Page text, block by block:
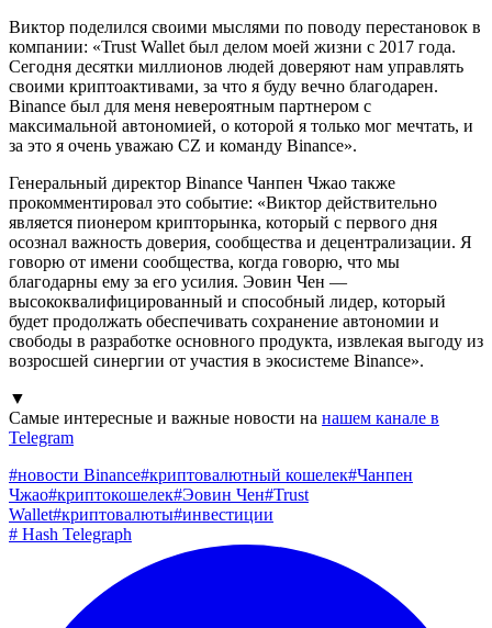
Виктор поделился своими мыслями по поводу перестановок в
компании: «Trust Wallet был делом моей жизни с 2017 года.
Сегодня десятки миллионов людей доверяют нам управлять
своими криптоактивами, за что я буду вечно благодарен.
Binance был для меня невероятным партнером с
максимальной автономией, о которой я только мог мечтать, и
за это я очень уважаю CZ и команду Binance».
Генеральный директор Binance Чанпен Чжао также
прокомментировал это событие: «Виктор действительно
является пионером крипторынка, который с первого дня
осознал важность доверия, сообщества и децентрализации. Я
говорю от имени сообщества, когда говорю, что мы
благодарны ему за его усилия. Эовин Чен —
высококвалифицированный и способный лидер, который
будет продолжать обеспечивать сохранение автономии и
свободы в разработке основного продукта, извлекая выгоду из
возросшей синергии от участия в экосистеме Binance».
▼
Самые интересные и важные новости на нашем канале в
Telegram
#новости Binance#криптовалютный кошелек#Чанпен
Чжао#криптокошелек#Эовин Чен#Trust
Wallet#криптовалюты#инвестиции
# Hash Telegraph